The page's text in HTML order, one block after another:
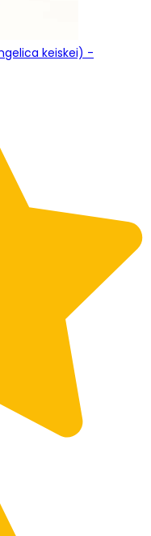
keiskei) -